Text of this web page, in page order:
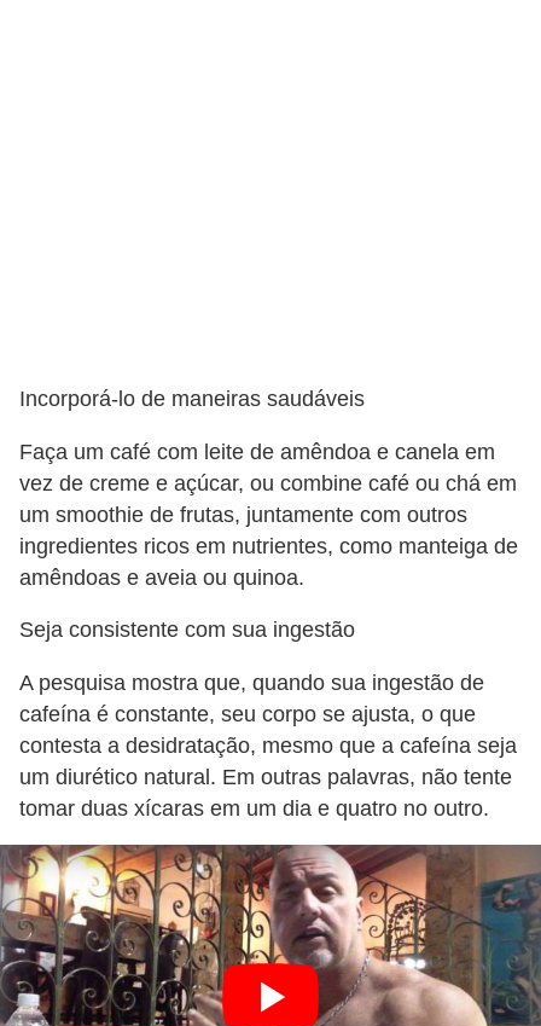
Incorporá-lo de maneiras saudáveis
Faça um café com leite de amêndoa e canela em
vez de creme e açúcar, ou combine café ou chá em
um smoothie de frutas, juntamente com outros
ingredientes ricos em nutrientes, como manteiga de
amêndoas e aveia ou quinoa.
Seja consistente com sua ingestão
A pesquisa mostra que, quando sua ingestão de
cafeína é constante, seu corpo se ajusta, o que
contesta a desidratação, mesmo que a cafeína seja
um diurético natural. Em outras palavras, não tente
tomar duas xícaras em um dia e quatro no outro.